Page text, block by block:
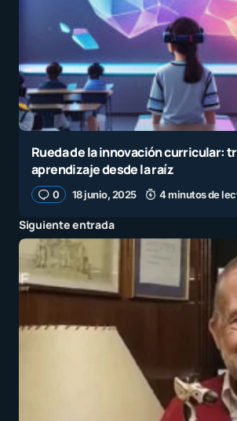
Rueda de la innovación curricular:
aprendizaje desde la raíz
0 18 junio, 2025 4 minutos de
Siguiente entrada